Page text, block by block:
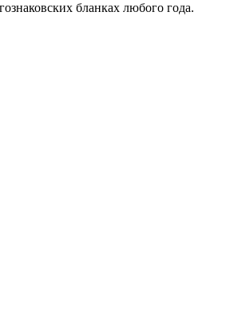
бланках любого года.